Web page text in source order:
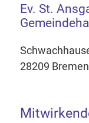
Ev. St.
28209 Bremen